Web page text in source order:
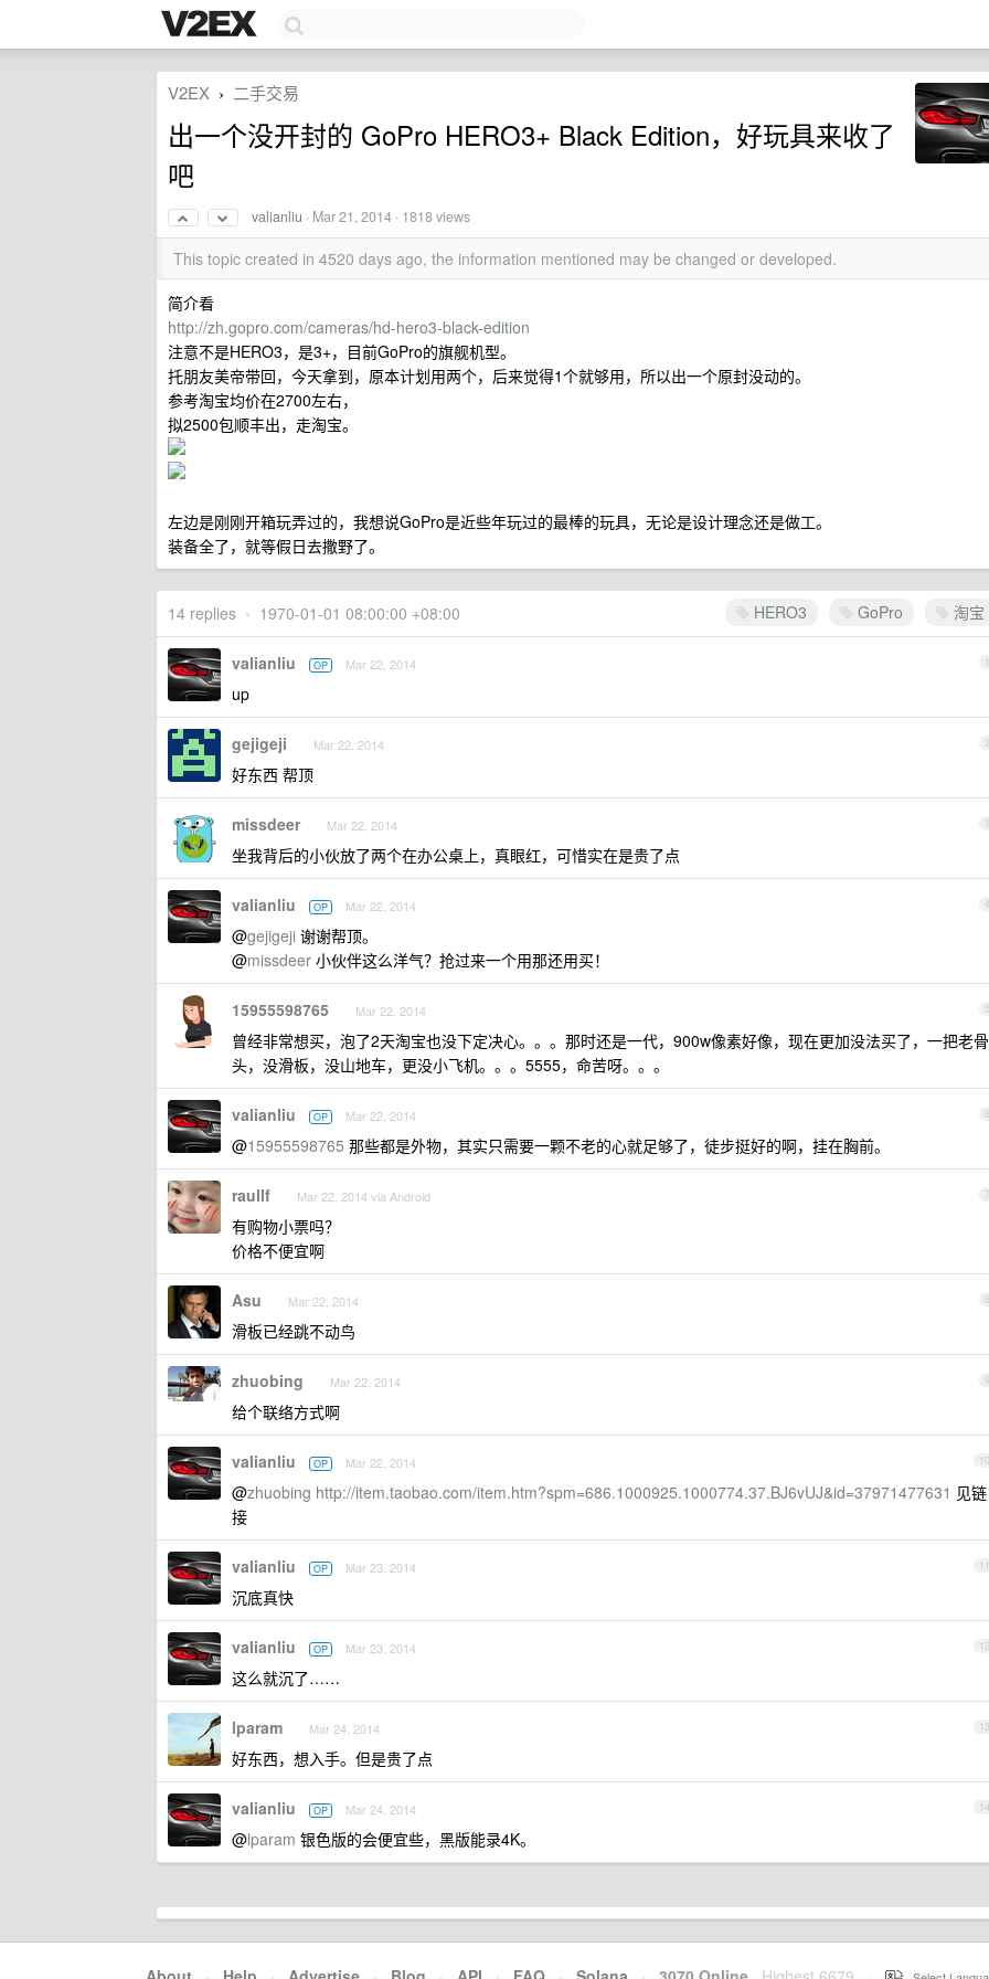
V2EX › 二手交易
出一个没开封的 GoPro HERO3+ Black Edition，好玩具来收了
吧
valianliu · Mar 21, 2014 · 1818 views
This topic created in 4520 days ago, the information mentioned may be changed or developed.
简介看
http://zh.gopro.com/cameras/hd-hero3-black-edition
注意不是HERO3，是3+，目前GoPro的旗舰机型。
托朋友美帝带回，今天拿到，原本计划用两个，后来觉得1个就够用，所以出一个原封没动的。
参考淘宝均价在2700左右，
拟2500包顺丰出，走淘宝。
左边是刚刚开箱玩弄过的，我想说GoPro是近些年玩过的最棒的玩具，无论是设计理念还是做工。
装备全了，就等假日去撒野了。
HERO3 GoPro 淘宝
14 replies • 1970-01-01 08:00:00 +08:00
1
valianliu OP Mar 22, 2014
up
2
gejigeji Mar 22, 2014
好东西 帮顶
3
missdeer Mar 22, 2014
坐我背后的小伙放了两个在办公桌上，真眼红，可惜实在是贵了点
4
valianliu OP Mar 22, 2014
@gejigeji 谢谢帮顶。
@missdeer 小伙伴这么洋气？抢过来一个用那还用买！
5
15955598765 Mar 22, 2014
曾经非常想买，泡了2天淘宝也没下定决心。。。那时还是一代，900w像素好像，现在更加没法买了，一把老骨
头，没滑板，没山地车，更没小飞机。。。5555，命苦呀。。。
6
valianliu OP Mar 22, 2014
@15955598765 那些都是外物，其实只需要一颗不老的心就足够了，徒步挺好的啊，挂在胸前。
7
raullf Mar 22, 2014 via Android
有购物小票吗？
价格不便宜啊
8
Asu Mar 22, 2014
滑板已经跳不动鸟
9
zhuobing Mar 22, 2014
给个联络方式啊
10
valianliu OP Mar 22, 2014
@zhuobing http://item.taobao.com/item.htm?spm=686.1000925.1000774.37.BJ6vUJ&id=37971477631 见链
接
11
valianliu OP Mar 23, 2014
沉底真快
12
valianliu OP Mar 23, 2014
这么就沉了……
13
lparam Mar 24, 2014
好东西，想入手。但是贵了点
14
valianliu OP Mar 24, 2014
@lparam 银色版的会便宜些，黑版能录4K。